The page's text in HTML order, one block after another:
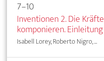
7–10
Inventionen 2. Die Kräfte
komponieren. Einleitung
Isabell Lorey, Roberto Nigro, ...